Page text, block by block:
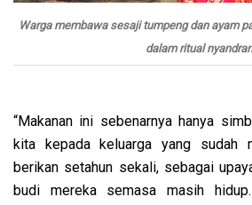
Warga membawa sesaji tumpeng dan ayam
dalam ritual nyandran
“Makanan ini sebenarnya hanya
kita kepada keluarga yang sudah
berikan setahun sekali, sebagai
budi mereka semasa masih